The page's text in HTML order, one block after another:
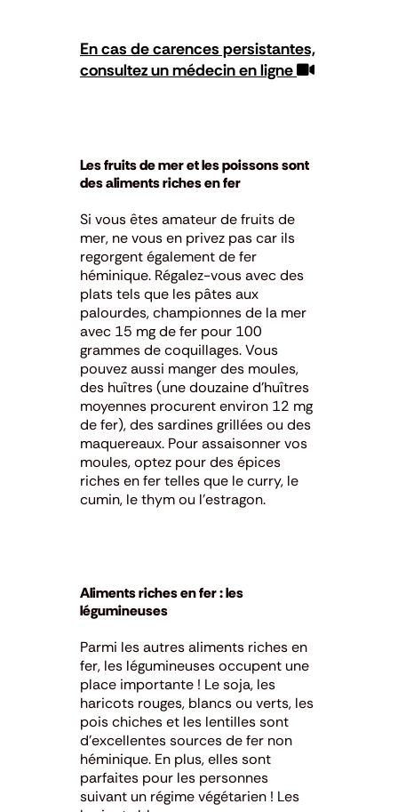
En cas de carences persistantes,
consultez un médecin en ligne
Les fruits de mer et les poissons sont
des aliments riches en fer
Si vous êtes amateur de fruits de
mer, ne vous en privez pas car ils
regorgent également de fer
héminique. Régalez-vousavec des
plats tels que les pâtes aux
palourdes, championnes de la mer
avec 15 mg de fer pour 100
grammes de coquillages. Vous
pouvez aussi manger des moules,
des huîtres (une douzaine d’huîtres
moyennes procurent environ 12 mg
de fer), des sardines grillées ou des
maquereaux. Pour assaisonner vos
moules, optez pour des épices
riches en fer telles que le curry, le
cumin, le thym ou l’estragon.
Aliments riches en fer : les
légumineuses
Parmi les autres aliments riches en
fer, les légumineuses occupent une
place importante ! Le soja, les
haricots rouges, blancs ou verts, les
pois chiches et les lentilles sont
d’excellentes sources de fer non
héminique. En plus, elles sont
parfaites pour les personnes
suivant un régime végétarien ! Les